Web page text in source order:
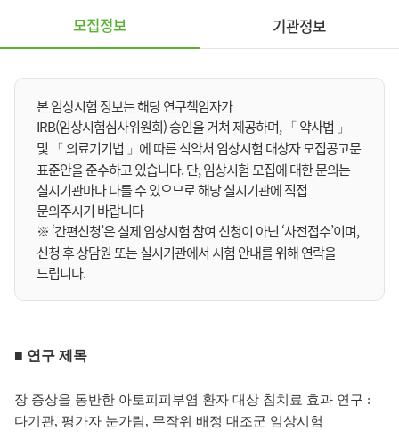
모집정보 기관정보
본 임상시험 정보는 해당 연구책임자가
IRB(임상시험심사위원회) 승인을 거쳐 제공하며, 「 약사법 」
및 「 의료기기법 」에 따른 식약처 임상시험 대상자 모집공고문
표준안을 준수하고 있습니다. 단, 임상시험 모집에 대한 문의는
실시기관마다 다를 수 있으므로 해당 실시기관에 직접
문의주시기 바랍니다
※ ‘간편신청’은 실제 임상시험 참여 신청이 아닌 ‘사전접수’이며,
신청 후 상담원 또는 실시기관에서 시험 안내를 위해 연락을
드립니다.
■ 연구 제목
장 증상을 동반한 아토피피부염 환자 대상 침치료 효과 연구 :
다기관, 평가자 눈가림, 무작위 배정 대조군 임상시험